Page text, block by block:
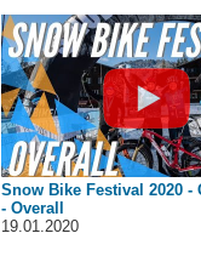
Snow Bike Festival 2020 -
- Overall
19.01.2020